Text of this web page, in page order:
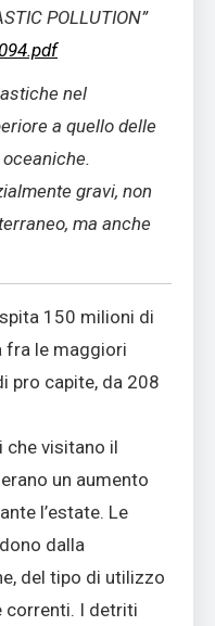
POLLUTION”
nel
a quello delle
gravi, non
ma anche
150 milioni di
fra le maggiori
pro capite, da 208
visitano il
un aumento
l’estate. Le
dalla
del tipo di utilizzo
correnti. I detriti